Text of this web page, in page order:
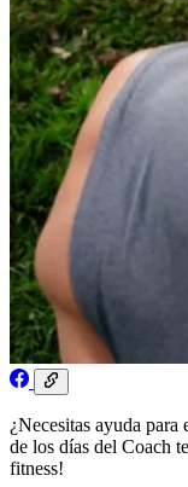
¿Necesitas ayuda para
de los días del Coach
fitness!